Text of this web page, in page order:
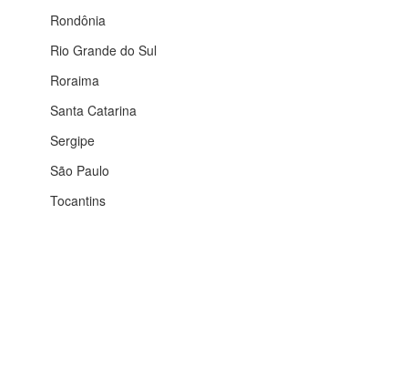
Rondônia
Rio Grande do Sul
Roraima
Santa Catarina
Sergipe
São Paulo
Tocantins